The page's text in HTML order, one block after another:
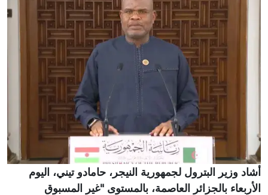
أشاد وزير البترول لجمهورية النيجر، حامادو تيني، اليوم
الأربعاء بالجزائر العاصمة، بالمستوى "غير المسبوق